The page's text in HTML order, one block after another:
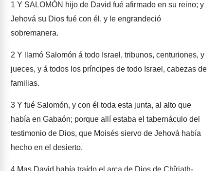
1 Y SALOMÓN hijo de David fué afirmado en su reino; y
Jehová su Dios fué con él, y le engrandeció
sobremanera.
2 Y llamó Salomón á todo Israel, tribunos, centuriones, y
jueces, y á todos los príncipes de todo Israel, cabezas de
familias.
3 Y fué Salomón, y con él toda esta junta, al alto que
había en Gabaón; porque allí estaba el tabernáculo del
testimonio de Dios, que Moisés siervo de Jehová había
hecho en el desierto.
4 Mas David había traído el arca de Dios de Chîriath-